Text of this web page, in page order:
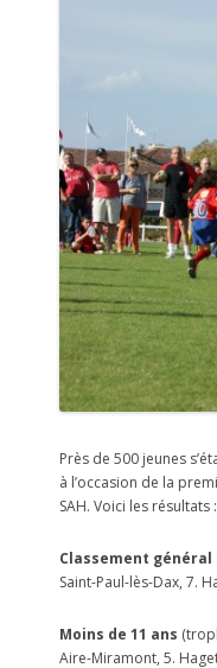
Près de 500 jeunes
à l’occasion de la
SAH. Voici les résultats :
Classement général
Saint-Paul-lès-Dax, 7.
Moins de 11 ans
Aire-Miramont, 5.